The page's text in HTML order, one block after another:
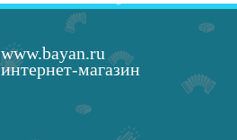
www.bayan.ru
интернет-магазин